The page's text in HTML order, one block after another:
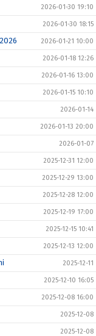
2026-01-30 19:10
2026-01-30 18:15
2026-01-21 10:00
2026-01-18 12:26
2026-01-16 13:00
2026-01-15 10:10
2026-01-14
2026-01-13 20:00
2026-01-07
2025-12-31 12:00
2025-12-29 13:00
2025-12-28 12:00
2025-12-19 17:00
2025-12-15 10:41
2025-12-13 12:00
2025-12-11
2025-12-10 16:05
2025-12-08 16:00
2025-12-08
2025-12-08